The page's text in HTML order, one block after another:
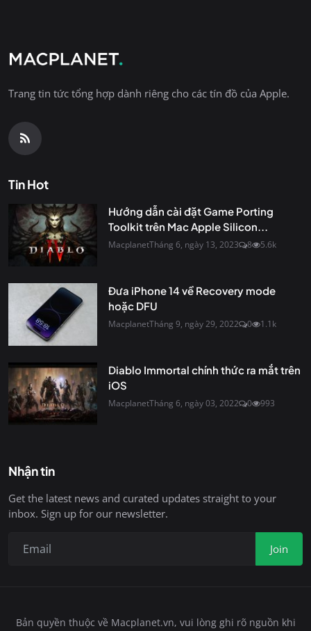
Trang tin tức tổng hợp dành riêng cho các tín đồ của Apple.
Tin Hot
Hướng dẫn cài đặt Game Porting
Toolkit trên Mac Apple Silicon...
MacplanetTháng 6, ngày 13, 2023 8 5.6k
Đưa iPhone 14 về Recovery mode
hoặc DFU
MacplanetTháng 9, ngày 29, 2022 0 1.1k
Diablo Immortal chính thức ra mắt trên
iOS
MacplanetTháng 6, ngày 03, 2022 0 993
Nhận tin
Get the latest news and curated updates straight to your
inbox. Sign up for our newsletter.
Join
Bản quyền thuộc về Macplanet.vn, vui lòng ghi rõ nguồn khi